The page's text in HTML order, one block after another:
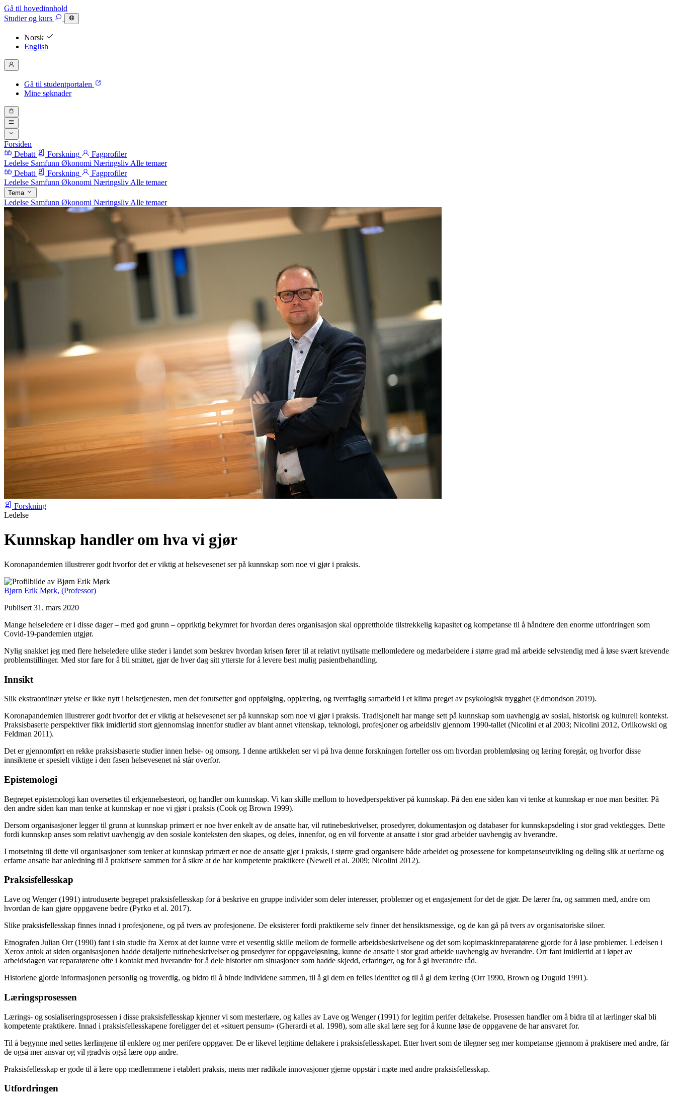
Gå til hovedinnhold
Studierog kurs
Norsk
English
Gå til studentportalen
Mine søknader
Forsiden
Debatt
Forskning
Fagprofiler
Ledelse Samfunn Økonomi Næringsliv Alle temaer
Debatt
Forskning
Fagprofiler
Ledelse Samfunn Økonomi Næringsliv Alle temaer
Tema
Ledelse Samfunn Økonomi Næringsliv Alle temaer
Forskning
Ledelse
Kunnskap handler om hva vi gjør
Koronapandemien illustrerer godt hvorfor det er viktig at helsevesenet ser på kunnskap som noe vi gjør i praksis.
Bjørn Erik Mørk, (Professor)
Publisert 31. mars 2020
Mange helseledere er i disse dager – med god grunn – oppriktig bekymret for hvordan deres organisasjon skal opprettholde tilstrekkelig kapasitet og kompetanse til å håndtere den enorme utfordringen som
Covid-19-pandemien utgjør.
Nylig snakket jeg med flere helseledere ulike steder i landet som beskrev hvordan krisen fører til at relativt nytilsatte mellomledere og medarbeidere i større grad må arbeide selvstendig med å løse svært krevende
problemstillinger. Med stor fare for å bli smittet, gjør de hver dag sitt ytterste for å levere best mulig pasientbehandling.
Innsikt
Slik ekstraordinær ytelse er ikke nytt i helsetjenesten, men det forutsetter god oppfølging, opplæring, og tverrfaglig samarbeid i et klima preget av psykologisk trygghet (Edmondson 2019).
Koronapandemien illustrerer godt hvorfor det er viktig at helsevesenet ser på kunnskap som noe vi gjør i praksis. Tradisjonelt har mange sett på kunnskap som uavhengig av sosial, historisk og kulturell kontekst.
Praksisbaserte perspektiver fikk imidlertid stort gjennomslag innenfor studier av blant annet vitenskap, teknologi, profesjoner og arbeidsliv gjennom 1990-tallet (Nicolini et al 2003; Nicolini 2012, Orlikowski og
Feldman 2011).
Det er gjennomført en rekke praksisbaserte studier innen helse- og omsorg. I denne artikkelen ser vi på hva denne forskningen forteller oss om hvordan problemløsing og læring foregår, og hvorfor disse
innsiktene er spesielt viktige i den fasen helsevesenet nå står overfor.
Epistemologi
Begrepet epistemologi kan oversettes til erkjennelsesteori, og handler om kunnskap. Vi kan skille mellom to hovedperspektiver på kunnskap. På den ene siden kan vi tenke at kunnskap er noe man besitter. På
den andre siden kan man tenke at kunnskap er noe vi gjør i praksis (Cook og Brown 1999).
Dersom organisasjoner legger til grunn at kunnskap primært er noe hver enkelt av de ansatte har, vil rutinebeskrivelser, prosedyrer, dokumentasjon og databaser for kunnskapsdeling i stor grad vektlegges. Dette
fordi kunnskap anses som relativt uavhengig av den sosiale konteksten den skapes, og deles, innenfor, og en vil forvente at ansatte i stor grad arbeider uavhengig av hverandre.
I motsetning til dette vil organisasjoner som tenker at kunnskap primært er noe de ansatte gjør i praksis, i større grad organisere både arbeidet og prosessene for kompetanseutvikling og deling slik at uerfarne og
erfarne ansatte har anledning til å praktisere sammen for å sikre at de har kompetente praktikere (Newell et al. 2009; Nicolini 2012).
Praksisfellesskap
Lave og Wenger (1991) introduserte begrepet praksisfellesskap for å beskrive en gruppe individer som deler interesser, problemer og et engasjement for det de gjør. De lærer fra, og sammen med, andre om
hvordan de kan gjøre oppgavene bedre (Pyrko et al. 2017).
Slike praksisfellesskap finnes innad i profesjonene, og på tvers av profesjonene. De eksisterer fordi praktikerne selv finner det hensiktsmessige, og de kan gå på tvers av organisatoriske siloer.
Etnografen Julian Orr (1990) fant i sin studie fra Xerox at det kunne være et vesentlig skille mellom de formelle arbeidsbeskrivelsene og det som kopimaskinreparatørene gjorde for å løse problemer. Ledelsen i
Xerox antok at siden organisasjonen hadde detaljerte rutinebeskrivelser og prosedyrer for oppgaveløsning, kunne de ansatte i stor grad arbeide uavhengig av hverandre. Orr fant imidlertid at i løpet av
arbeidsdagen var reparatørene ofte i kontakt med hverandre for å dele historier om situasjoner som hadde skjedd, erfaringer, og for å gi hverandre råd.
Historiene gjorde informasjonen personlig og troverdig, og bidro til å binde individene sammen, til å gi dem en felles identitet og til å gi dem læring (Orr 1990, Brown og Duguid 1991).
Læringsprosessen
Lærings- og sosialiseringsprosessen i disse praksisfellesskap kjenner vi som mesterlære, og kalles av Lave og Wenger (1991) for legitim perifer deltakelse. Prosessen handler om å bidra til at lærlinger skal bli
kompetente praktikere. Innad i praksisfellesskapene foreligger det et «situert pensum» (Gherardi et al. 1998), som alle skal lære seg for å kunne løse de oppgavene de har ansvaret for.
Til å begynne med settes lærlingene til enklere og mer perifere oppgaver. De er likevel legitime deltakere i praksisfellesskapet. Etter hvert som de tilegner seg mer kompetanse gjennom å praktisere med andre, får
de også mer ansvar og vil gradvis også lære opp andre.
Praksisfellesskap er gode til å lære opp medlemmene i etablert praksis, mens mer radikale innovasjoner gjerne oppstår i møte med andre praksisfellesskap.
Utfordringen